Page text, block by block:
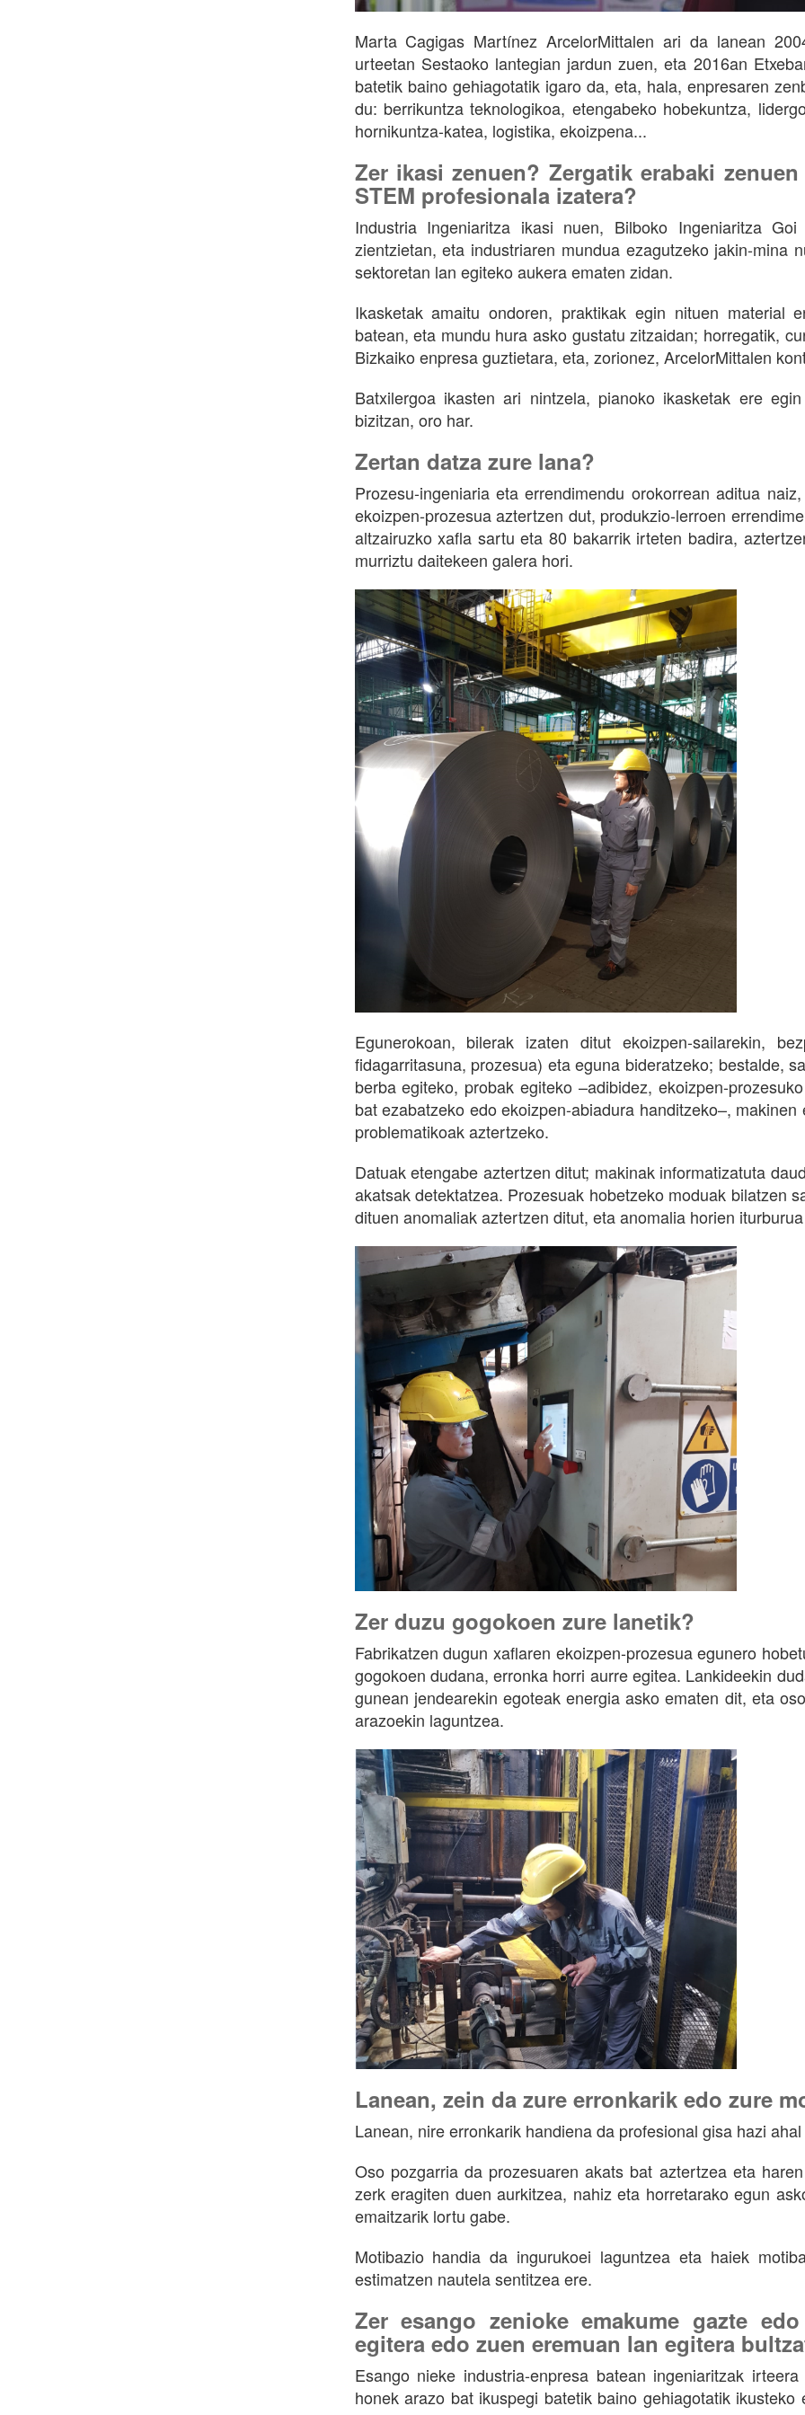
Marta Cagigas Martínez ArcelorMittalen ari da lanean
urteetan Sestaoko lantegian jardun zuen, eta 2016an
batetik baino gehiagotatik igaro da, eta, hala, enpresaren
du: berrikuntza teknologikoa, etengabeko hobekuntza,
hornikuntza-katea, logistika, ekoizpena...
Zer ikasi zenuen? Zergatik erabaki
STEM profesionala izatera?
Industria Ingeniaritza ikasi nuen, Bilboko Ingeniaritza
zientzietan, eta industriaren mundua ezagutzeko jakin-mina
sektoretan lan egiteko aukera ematen zidan.
Ikasketak amaitu ondoren, praktikak egin nituen material
batean, eta mundu hura asko gustatu zitzaidan; horregatik,
Bizkaiko enpresa guztietara, eta, zorionez, ArcelorMittalen
Batxilergoa ikasten ari nintzela, pianoko ikasketak ere
bizitzan, oro har.
Zertan datza zure lana?
Prozesu-ingeniaria eta errendimendu orokorrean aditua
ekoizpen-prozesua aztertzen dut, produkzio-lerroen
altzairuzko xafla sartu eta 80 bakarrik irteten badira,
murriztu daitekeen galera hori.
Egunerokoan, bilerak izaten ditut ekoizpen-sailarekin,
fidagarritasuna, prozesua) eta eguna bideratzeko; bestalde,
berba egiteko, probak egiteko –adibidez, ekoizpen-
bat ezabatzeko edo ekoizpen-abiadura handitzeko–,
problematikoak aztertzeko.
Datuak etengabe aztertzen ditut; makinak informatizatuta
akatsak detektatzea. Prozesuak hobetzeko moduak bilatzen
dituen anomaliak aztertzen ditut, eta anomalia horien
Zer duzu gogokoen zure lanetik?
Fabrikatzen dugun xaflaren ekoizpen-prozesua egunero
gogokoen dudana, erronka horri aurre egitea. Lankideekin
gunean jendearekin egoteak energia asko ematen dit, eta
arazoekin laguntzea.
Lanean, zein da zure erronkarik edo zure
Lanean, nire erronkarik handiena da profesional gisa hazi
Oso pozgarria da prozesuaren akats bat aztertzea eta
zerk eragiten duen aurkitzea, nahiz eta horretarako egun
emaitzarik lortu gabe.
Motibazio handia da ingurukoei laguntzea eta haiek
estimatzen nautela sentitzea ere.
Zer esango zenioke emakume gazte
egitera edo zuen eremuan lan egitera
Esango nieke industria-enpresa batean ingeniaritzak
honek arazo bat ikuspegi batetik baino gehiagotatik